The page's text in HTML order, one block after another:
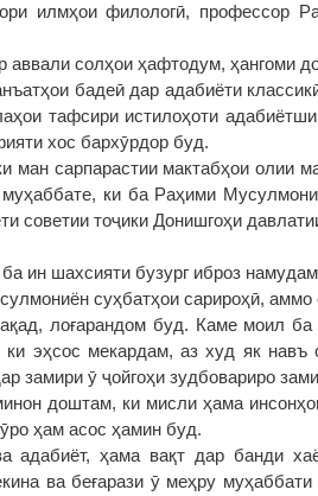
илмҳои филологӣ, профессор
аввали солҳои ҳафтодум, ҳангоми
бадеӣ дар адабиёти
тафсири истилоҳоти
хос бархӯрдор буд.
ман сарпарастии мактабҳои олии
ки ба Раҳими
советии тоҷики Донишгоҳи
ин шахсияти бузург иброз
суҳбатҳои сарироҳӣ,
лоғарандом буд. Каме моил ба
ки эҳсос мекардам, аз худ як
замири ӯ ҷойгоҳи зудбовариро
доштам, ки мисли ҳама
ҳам асос ҳамин буд.
адабиёт, ҳама вақт дар банди
ва беғарази ӯ меҳру